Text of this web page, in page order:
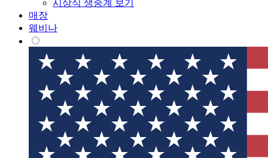
시상식 생중계 보기
매장
웨비나